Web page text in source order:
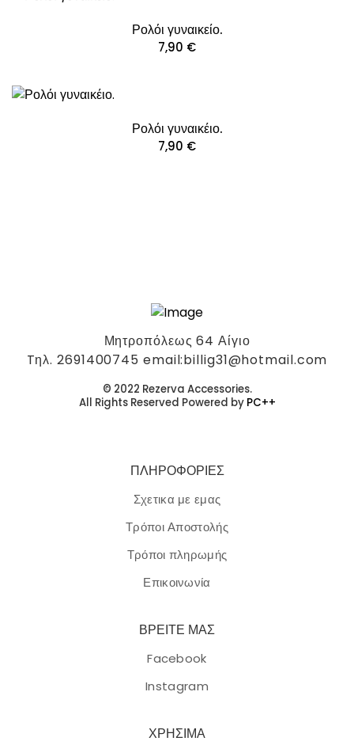
Ρολόι γυναικείο.
7,90 €
Ρολόι γυναικέιο.
7,90 €
Μητροπόλεως 64 Αίγιο
Tηλ. 2691400745 email:billig31@hotmail.com
© 2022 Rezerva Accessories.
All Rights Reserved Powered by PC++
ΠΛΗΡΟΦΟΡΙΕΣ
Σχετικα με εμας
Τρόποι Αποστολής
Τρόποι πληρωμής
Επικοινωνία
ΒΡΕΙΤΕ ΜΑΣ
Facebook
Instagram
ΧΡΗΣΙΜΑ